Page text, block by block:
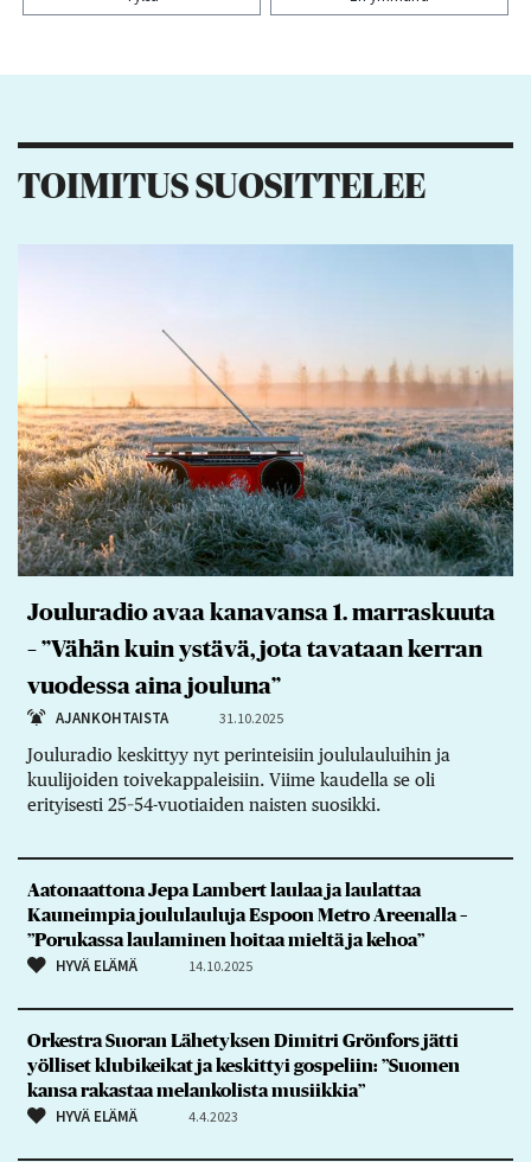
TOIMITUS SUOSITTELEE
Jouluradio avaa kanavansa 1. marraskuuta
– ”Vähän kuin ystävä, jota tavataan kerran
vuodessa aina jouluna”
AJANKOHTAISTA 31.10.2025
Jouluradio keskittyy nyt perinteisiin joululauluihin ja
kuulijoiden toivekappaleisiin. Viime kaudella se oli
erityisesti 25–54-vuotiaiden naisten suosikki.
Aatonaattona Jepa Lambert laulaa ja laulattaa
Kauneimpia joululauluja Espoon Metro Areenalla –
”Porukassa laulaminen hoitaa mieltä ja kehoa”
HYVÄ ELÄMÄ 14.10.2025
Orkestra Suoran Lähetyksen Dimitri Grönfors jätti
yölliset klubikeikat ja keskittyi gospeliin: ”Suomen
kansa rakastaa melankolista musiikkia”
HYVÄ ELÄMÄ 4.4.2023